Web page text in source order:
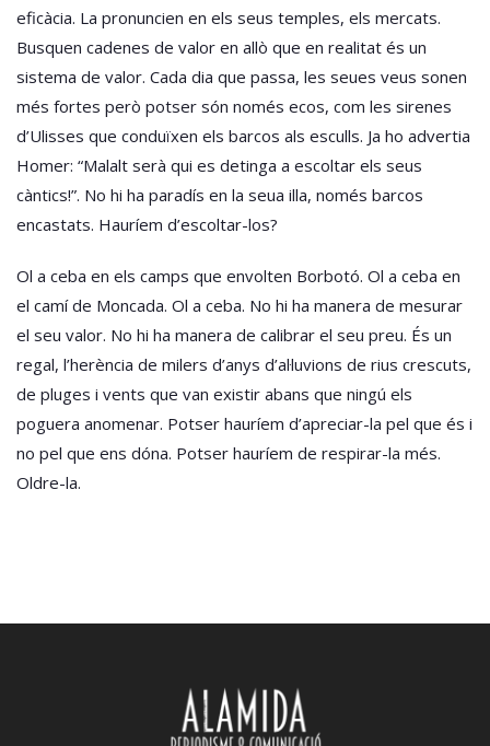
eficàcia. La pronuncien en els seus temples, els mercats.
Busquen cadenes de valor en allò que en realitat és un
sistema de valor. Cada dia que passa, les seues veus sonen
més fortes però potser són només ecos, com les sirenes
d’Ulisses que conduïxen els barcos als esculls. Ja ho advertia
Homer: “Malalt serà qui es detinga a escoltar els seus
càntics!”. No hi ha paradís en la seua illa, només barcos
encastats. Hauríem d’escoltar-los?
Ol a ceba en els camps que envolten Borbotó. Ol a ceba en
el camí de Moncada. Ol a ceba. No hi ha manera de mesurar
el seu valor. No hi ha manera de calibrar el seu preu. És un
regal, l’herència de milers d’anys d’al·luvions de rius crescuts,
de pluges i vents que van existir abans que ningú els
poguera anomenar. Potser hauríem d’apreciar-la pel que és i
no pel que ens dóna. Potser hauríem de respirar-la més.
Oldre-la.